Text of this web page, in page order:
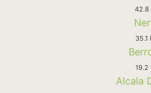
42.8
35.1
19.2
Alcala